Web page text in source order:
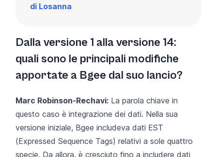
di Losanna
Dalla versione 1 alla versione 14:
quali sono le principali modifiche
apportate a Bgee dal suo lancio?
Marc Robinson-Rechavi: La parola chiave in
questo caso è integrazione dei dati. Nella sua
versione iniziale, Bgee includeva dati EST
(Expressed Sequence Tags) relativi a sole quattro
specie. Da allora, è cresciuto fino a includere dati